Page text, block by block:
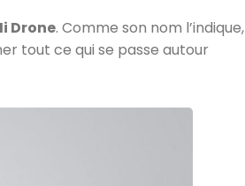
Drone. Comme son nom l’indique,
tout ce qui se passe autour